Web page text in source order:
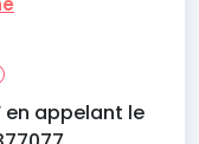
en appelant le